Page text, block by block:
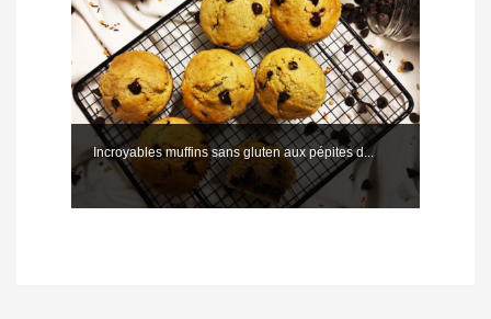
Incroyables muffins sans gluten aux pépites d...